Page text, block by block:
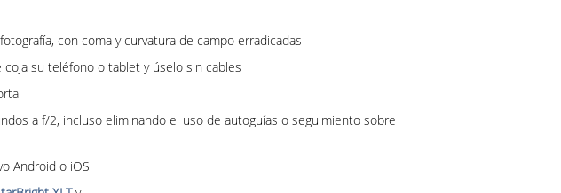
con coma y curvatura de campo erradicadas
su teléfono o tablet y úselo sin cables
a f/2, incluso eliminando el uso de autoguías o seguimiento sobre
Android o iOS